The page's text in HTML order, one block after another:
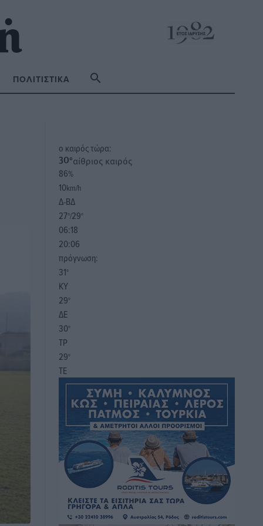
ΠΟΛΙΤΙΣΤΙΚΆ
o καιρός τώρα:
30°αίθριος καιρός
86%
10km/h
Δ-ΒΔ
27°/29°
06:18
20:06
πρόγνωση:
31°
ΚΥ
29°
ΔΕ
30°
ΤΡ
29°
ΤΕ